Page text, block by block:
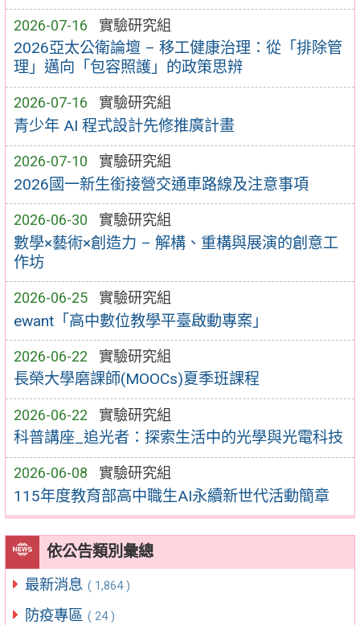
2026-07-16 實驗研究組
2026亞太公衛論壇 – 移工健康治理：從「排除管
理」邁向「包容照護」的政策思辨
2026-07-16 實驗研究組
青少年 AI 程式設計先修推廣計畫
2026-07-10 實驗研究組
2026國一新生銜接營交通車路線及注意事項
2026-06-30 實驗研究組
數學×藝術×創造力 – 解構、重構與展演的創意工
作坊
2026-06-25 實驗研究組
ewant「高中數位教學平臺啟動專案」
2026-06-22 實驗研究組
長榮大學磨課師(MOOCs)夏季班課程
2026-06-22 實驗研究組
科普講座_追光者：探索生活中的光學與光電科技
2026-06-08 實驗研究組
115年度教育部高中職生AI永續新世代活動簡章
依公告類別彙總
最新消息 ( 1,864 )
防疫專區 ( 24 )